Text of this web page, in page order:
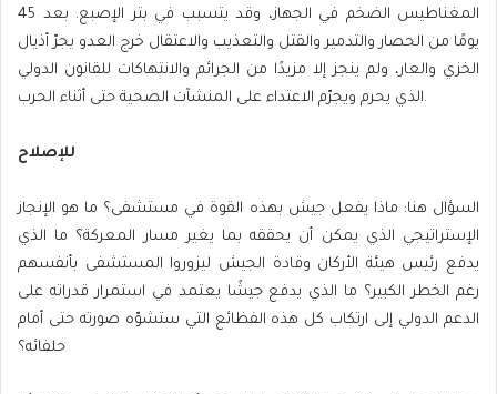
المغناطيس الضخم في الجهاز، وقد يتسبب في بتر الإصبع. بعد 45
يومًا من الحصار والتدمير والقتل والتعذيب والاعتقال خرج العدو يجرّ أذيال
الخزي والعار، ولم ينجز إلا مزيدًا من الجرائم والانتهاكات للقانون الدولي
الذي يحرم ويجرّم الاعتداء على المنشآت الصحية حتى أثناء الحرب.
للإصلاح
السؤال هنا: ماذا يفعل جيش بهذه القوة في مستشفى؟ ما هو الإنجاز
الإستراتيجي الذي يمكن أن يحققه بما يغير مسار المعركة؟ ما الذي
يدفع رئيس هيئة الأركان وقادة الجيش ليزوروا المستشفى بأنفسهم
رغم الخطر الكبير؟ ما الذي يدفع جيشًا يعتمد في استمرار قدراته على
الدعم الدولي إلى ارتكاب كل هذه الفظائع التي ستشوّه صورته حتى أمام
حلفائه؟